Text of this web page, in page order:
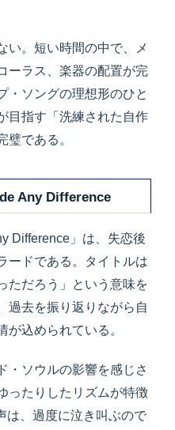
い。短い時間の中で、メ
ーラス、楽器の配置が完
・ソングの理想形のひと
目指す「洗練された自作
璧である。
Any Difference
Difference」は、失恋後
ードである。タイトルは
ただろう」という意味を
過去を振り返りながら自
が込められている。
・ソウルの影響を感じさ
ったりしたリズムが特徴
は、過度に泣き叫ぶので